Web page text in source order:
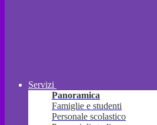
Servizi
Panoramica
Famiglie e studenti
Personale scolastico